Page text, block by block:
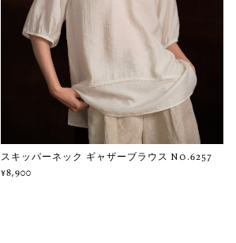
スキッパーネック ギャザーブラウス No.6257
¥8,900